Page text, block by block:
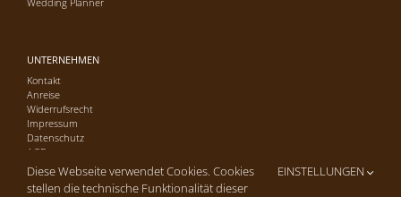
UNTERNEHMEN
Kontakt
Anreise
Widerrufsrecht
Impressum
Datenschutz
AGB
Diese Webseite verwendet Cookies. Cookies
stellen die technische Funktionalität dieser
EINSTELLUNGEN